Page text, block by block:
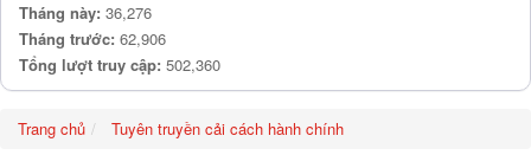
Tháng này: 36,276
Tháng trước: 62,906
Tổng lượt truy cập: 502,360
Trang chủ Tuyên truyền cải cách hành chính